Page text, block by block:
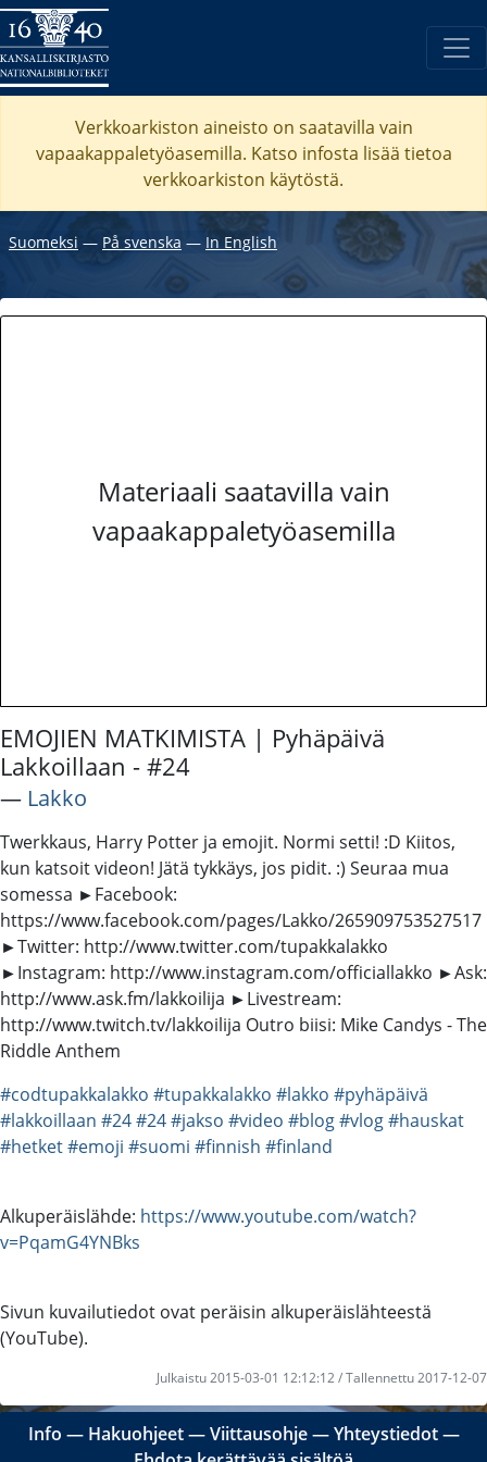
Verkkoarkiston aineisto on saatavilla vain
vapaakappaletyöasemilla. Katso infosta lisää tietoa
verkkoarkiston käytöstä.
Suomeksi ― På svenska ― In English
Materiaali saatavilla vain
vapaakappaletyöasemilla
EMOJIEN MATKIMISTA | Pyhäpäivä
Lakkoillaan - #24
― Lakko
Twerkkaus, Harry Potter ja emojit. Normi setti! :D Kiitos,
kun katsoit videon! Jätä tykkäys, jos pidit. :) Seuraa mua
somessa ►Facebook:
https://www.facebook.com/pages/Lakko/265909753527517
►Twitter: http://www.twitter.com/tupakkalakko
►Instagram: http://www.instagram.com/officiallakko ►Ask:
http://www.ask.fm/lakkoilija ►Livestream:
http://www.twitch.tv/lakkoilija Outro biisi: Mike Candys - The
Riddle Anthem
#codtupakkalakko #tupakkalakko #lakko #pyhäpäivä
#lakkoillaan #24#24#jakso #video #blog#vlog#hauskat
#hetket#emoji #suomi #finnish #finland
Alkuperäislähde: https://www.youtube.com/watch?
v=PqamG4YNBks
Sivun kuvailutiedot ovat peräisin alkuperäislähteestä
(YouTube).
Julkaistu 2015-03-01 12:12:12 / Tallennettu 2017-12-07
Info ― Hakuohjeet―Viittausohje―Yhteystiedot―